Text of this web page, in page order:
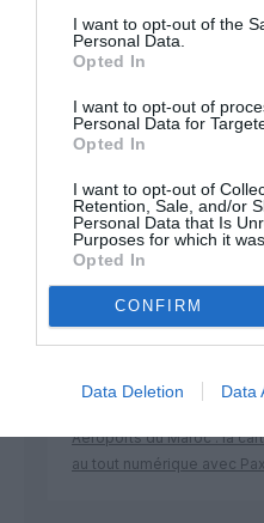
I want to opt-out of the
Personal Data.
Opted In
I want to opt-out of
Personal Data for
Opted In
I want to opt-out of
Retention, Sale, and/or
Personal Data that Is
Purposes for which it
Opted In
CONFIRM
Data Deletion Data
Aviation a commenté l'article
Partenariat Malaysia
intermodale entre Paris-
Aéroports du Maroc : la
au tout numérique avec